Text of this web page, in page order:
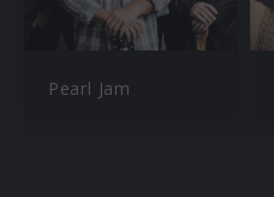
Pearl Jam